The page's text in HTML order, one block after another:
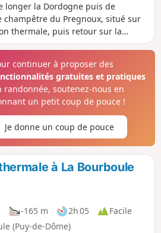
longer la Dordogne puis de
champêtre du Pregnoux, situé sur
thermale, puis retour sur la
le Parc Fenestre, le long du
continuer à proposer des
gratuites et pratiques
randonnée, soutenez-nous en
un petit coup de pouce !
Je donne un coup de pouce
à La Bourboule
-165 m 2h 05
Facile
(Puy-de-Dôme)